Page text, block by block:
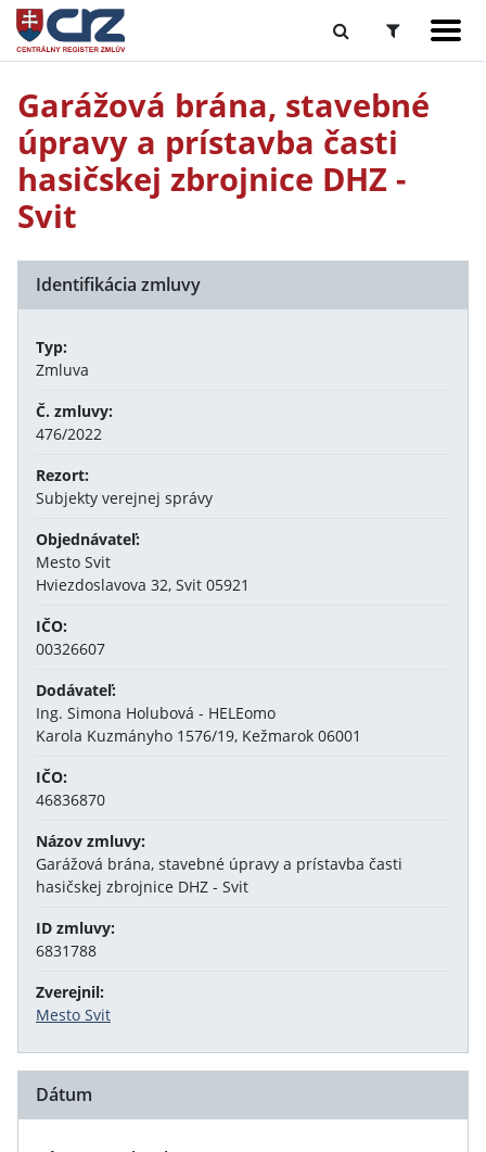
Garážová brána, stavebné
úpravy a prístavba časti
hasičskej zbrojnice DHZ -
Svit
Identifikácia zmluvy
Typ:
Zmluva
Č. zmluvy:
476/2022
Rezort:
Subjekty verejnej správy
Objednávateľ:
Mesto Svit
Hviezdoslavova 32, Svit 05921
IČO:
00326607
Dodávateľ:
Ing. Simona Holubová - HELEomo
Karola Kuzmányho 1576/19, Kežmarok 06001
IČO:
46836870
Názov zmluvy:
Garážová brána, stavebné úpravy a prístavba časti
hasičskej zbrojnice DHZ - Svit
ID zmluvy:
6831788
Zverejnil:
Mesto Svit
Dátum